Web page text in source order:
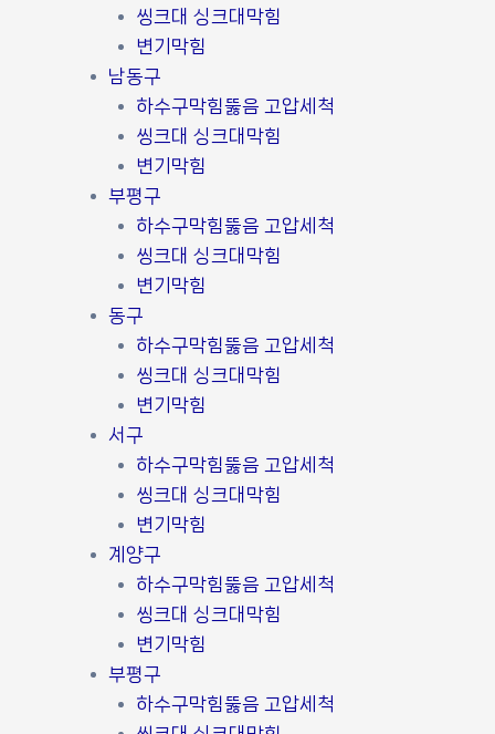
씽크대 싱크대막힘
변기막힘
남동구
하수구막힘뚫음 고압세척
씽크대 싱크대막힘
변기막힘
부평구
하수구막힘뚫음 고압세척
씽크대 싱크대막힘
변기막힘
동구
하수구막힘뚫음 고압세척
씽크대 싱크대막힘
변기막힘
서구
하수구막힘뚫음 고압세척
씽크대 싱크대막힘
변기막힘
계양구
하수구막힘뚫음 고압세척
씽크대 싱크대막힘
변기막힘
부평구
하수구막힘뚫음 고압세척